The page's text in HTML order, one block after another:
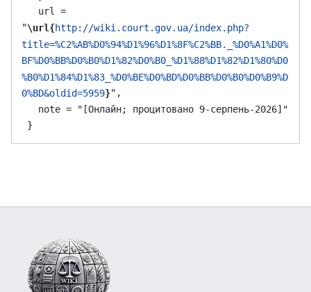
"\url{http://wiki.court.gov.ua/index.php?
title=%C2%AB%D0%94%D1%96%D1%8F%C2%BB._%D0%A1%D0%
BF%D0%BB%D0%B0%D1%82%D0%B0_%D1%88%D1%82%D1%80%D0
%B0%D1%84%D1%83_%D0%BE%D0%BD%D0%BB%D0%B0%D0%B9%D
0%BD&oldid=5959}",